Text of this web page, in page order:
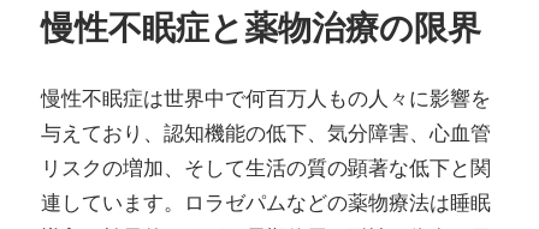
慢性不眠症と薬物治療の限界
慢性不眠症は世界中で何百万人もの人々に影響を
与えており、認知機能の低下、気分障害、心血管
リスクの増加、そして生活の質の顕著な低下と関
連しています。ロラゼパムなどの薬物療法は睡眠